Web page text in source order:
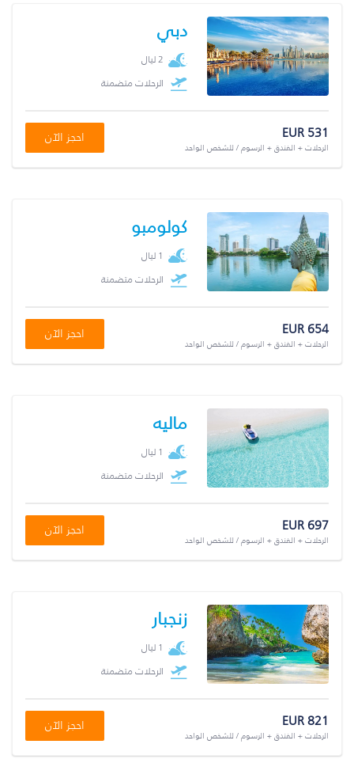
دبي
2 ليال
الرحلات متضمنة
EUR 531
الرحلات + الفندق + الرسوم / للشخص الواحد
احجز الآن
كولومبو
1 ليال
الرحلات متضمنة
EUR 654
الرحلات + الفندق + الرسوم / للشخص الواحد
احجز الآن
ماليه
1 ليال
الرحلات متضمنة
EUR 697
الرحلات + الفندق + الرسوم / للشخص الواحد
احجز الآن
زنجبار
1 ليال
الرحلات متضمنة
EUR 821
الرحلات + الفندق + الرسوم / للشخص الواحد
احجز الآن